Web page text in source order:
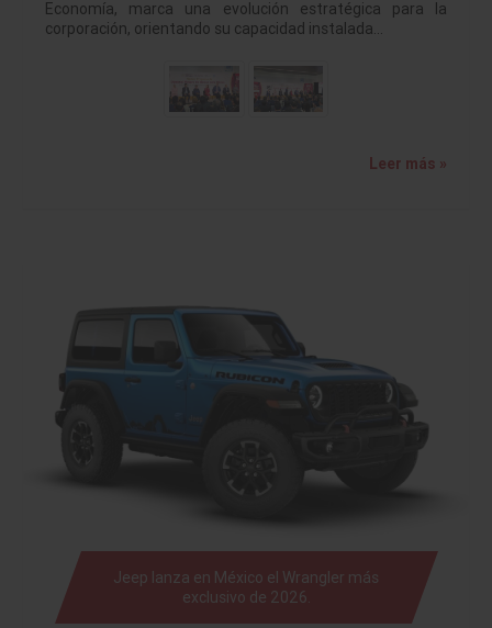
Economía, marca una evolución estratégica para la
corporación, orientando su capacidad instalada…
Leer más »
Jeep lanza en México el Wrangler más
exclusivo de 2026.